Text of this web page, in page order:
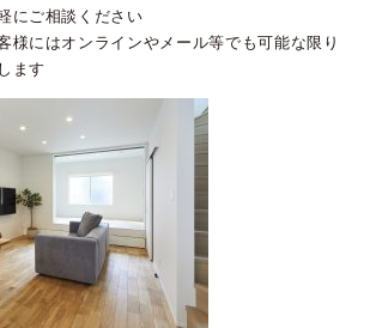
にご相談ください
様にはオンラインやメール等でも可能な限り
ます